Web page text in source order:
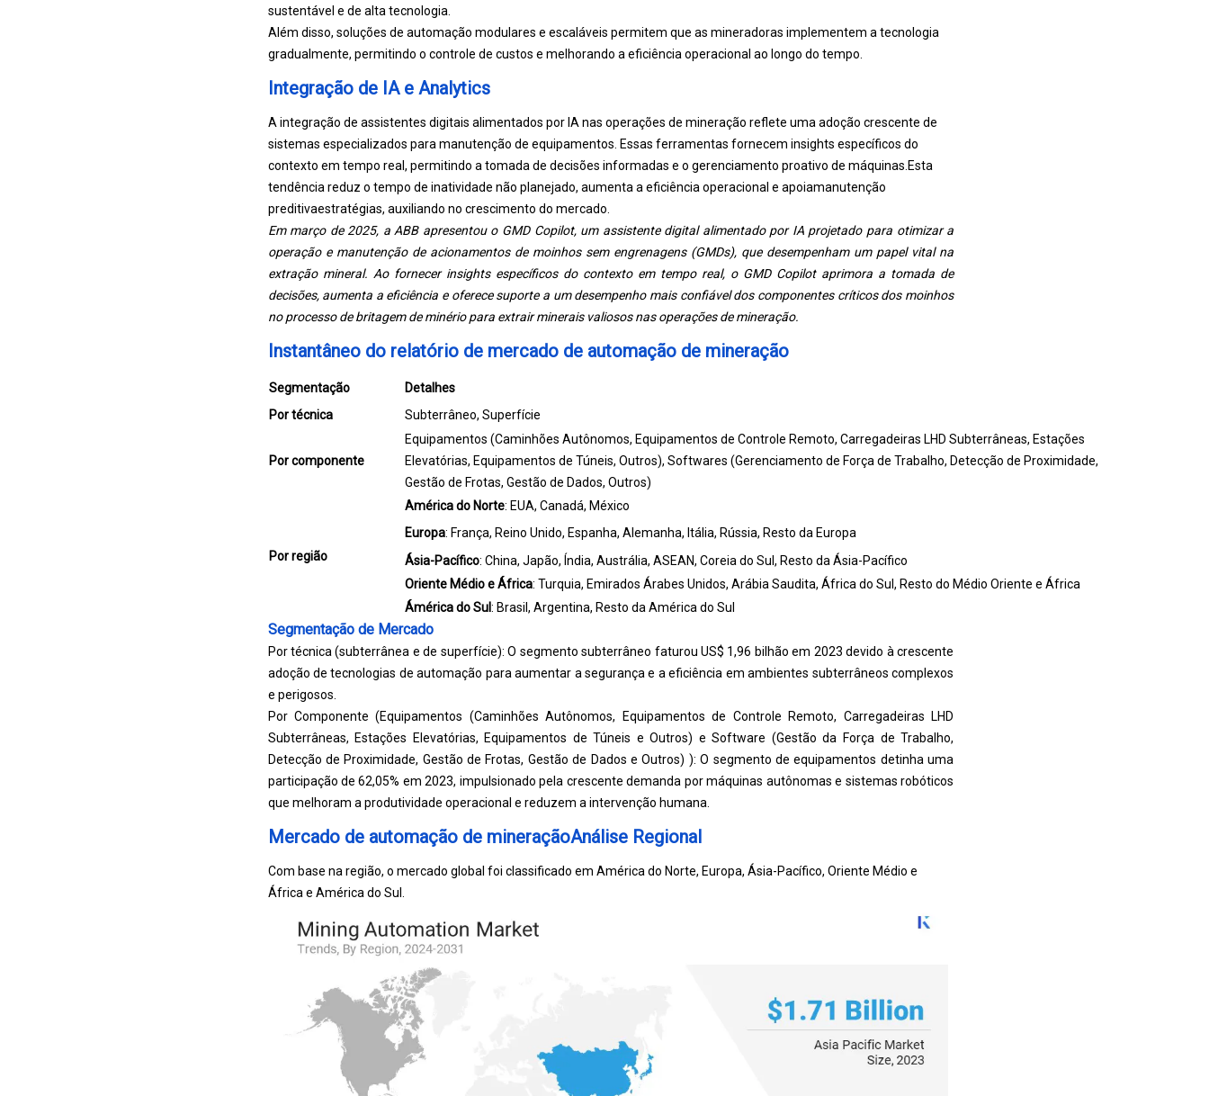
sustentável e de alta tecnologia.
Além disso, soluções de automação modulares e escaláveis ​​permitem que as mineradoras implementem a tecnologia
gradualmente, permitindo o controle de custos e melhorando a eficiência operacional ao longo do tempo.
Integração de IA e Analytics
A integração de assistentes digitais alimentados por IA nas operações de mineração reflete uma adoção crescente de
sistemas especializados para manutenção de equipamentos. Essas ferramentas fornecem insights específicos do
contexto em tempo real, permitindo a tomada de decisões informadas e o gerenciamento proativo de máquinas. Esta
tendência reduz o tempo de inatividade não planejado, aumenta a eficiência operacional e apoiamanutenção
preditivaestratégias, auxiliando no crescimento do mercado.
Em março de 2025, a ABB apresentou o GMD Copilot, um assistente digital alimentado por IA projetado para otimizar a
operação e manutenção de acionamentos de moinhos sem engrenagens (GMDs), que desempenham um papel vital na
extração mineral. Ao fornecer insights específicos do contexto em tempo real, o GMD Copilot aprimora a tomada de
decisões, aumenta a eficiência e oferece suporte a um desempenho mais confiável dos componentes críticos dos moinhos
no processo de britagem de minério para extrair minerais valiosos nas operações de mineração.
Instantâneo do relatório de mercado de automação de mineração
Segmentação
Detalhes
Por técnica
Subterrâneo, Superfície
Por componente
Equipamentos (Caminhões Autônomos, Equipamentos de Controle Remoto, Carregadeiras LHD Subterrâneas, Estações
Elevatórias, Equipamentos de Túneis, Outros), Softwares (Gerenciamento de Força de Trabalho, Detecção de Proximidade,
Gestão de Frotas, Gestão de Dados, Outros)
Por região
América do Norte: EUA, Canadá, México
Europa: França, Reino Unido, Espanha, Alemanha, Itália, Rússia, Resto da Europa
Ásia-Pacífico: China, Japão, Índia, Austrália, ASEAN, Coreia do Sul, Resto da Ásia-Pacífico
Oriente Médio e África: Turquia, Emirados Árabes Unidos, Arábia Saudita, África do Sul, Resto do Médio Oriente e África
Ámérica do Sul: Brasil, Argentina, Resto da América do Sul
Segmentação de Mercado
Por técnica (subterrânea e de superfície): O segmento subterrâneo faturou US$ 1,96 bilhão em 2023 devido à crescente
adoção de tecnologias de automação para aumentar a segurança e a eficiência em ambientes subterrâneos complexos
e perigosos.
Por Componente (Equipamentos (Caminhões Autônomos, Equipamentos de Controle Remoto, Carregadeiras LHD
Subterrâneas, Estações Elevatórias, Equipamentos de Túneis e Outros) e Software (Gestão da Força de Trabalho,
Detecção de Proximidade, Gestão de Frotas, Gestão de Dados e Outros) ): O segmento de equipamentos detinha uma
participação de 62,05% em 2023, impulsionado pela crescente demanda por máquinas autônomas e sistemas robóticos
que melhoram a produtividade operacional e reduzem a intervenção humana.
Mercado de automação de mineraçãoAnálise Regional
Com base na região, o mercado global foi classificado em América do Norte, Europa, Ásia-Pacífico, Oriente Médio e
África e América do Sul.